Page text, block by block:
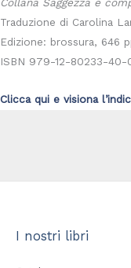
Traduzione di Carolina
Edizione: brossura, 646
ISBN 979-12-80233-40-
Clicca qui e visiona
I nostri libri